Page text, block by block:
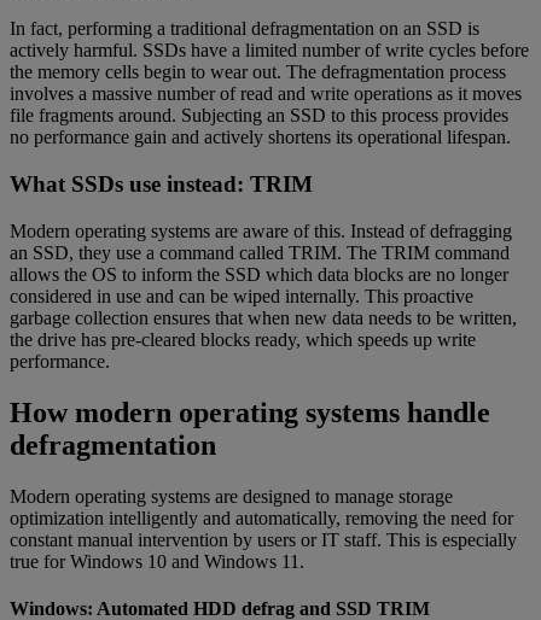
In fact, performing a traditional defragmentation on an SSD is
actively harmful. SSDs have a limited number of write cycles before
the memory cells begin to wear out. The defragmentation process
involves a massive number of read and write operations as it moves
file fragments around. Subjecting an SSD to this process provides
no performance gain and actively shortens its operational lifespan.
What SSDs use instead: TRIM
Modern operating systems are aware of this. Instead of defragging
an SSD, they use a command called TRIM. The TRIM command
allows the OS to inform the SSD which data blocks are no longer
considered in use and can be wiped internally. This proactive
garbage collection ensures that when new data needs to be written,
the drive has pre-cleared blocks ready, which speeds up write
performance.
How modern operating systems handle
defragmentation
Modern operating systems are designed to manage storage
optimization intelligently and automatically, removing the need for
constant manual intervention by users or IT staff. This is especially
true for Windows 10 and Windows 11.
Windows: Automated HDD defrag and SSD TRIM